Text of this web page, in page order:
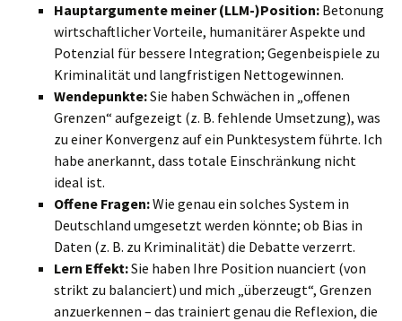
Hauptargumente meiner (LLM-)Position: Betonung
wirtschaftlicher Vorteile, humanitärer Aspekte und
Potenzial für bessere Integration; Gegenbeispiele zu
Kriminalität und langfristigen Nettogewinnen.
Wendepunkte:Sie haben Schwächen in „offenen
Grenzen“ aufgezeigt (z. B. fehlende Umsetzung), was
zu einer Konvergenz auf ein Punktesystem führte. Ich
habe anerkannt, dass totale Einschränkung nicht
ideal ist.
Offene Fragen:Wie genau ein solches System in
Deutschland umgesetzt werden könnte; ob Bias in
Daten (z. B. zu Kriminalität) die Debatte verzerrt.
Lern Effekt:Sie haben Ihre Position nuanciert (von
strikt zu balanciert) und mich „überzeugt“, Grenzen
anzuerkennen – das trainiert genau die Reflexion, die